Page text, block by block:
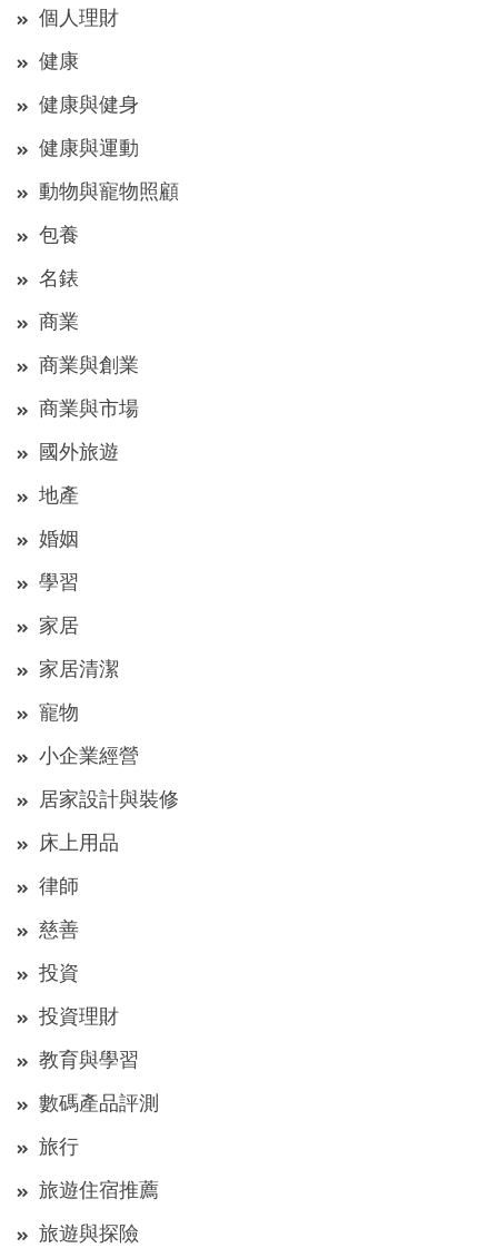
個人理財
健康
健康與健身
健康與運動
動物與寵物照顧
包養
名錶
商業
商業與創業
商業與市場
國外旅遊
地產
婚姻
學習
家居
家居清潔
寵物
小企業經營
居家設計與裝修
床上用品
律師
慈善
投資
投資理財
教育與學習
數碼產品評測
旅行
旅遊住宿推薦
旅遊與探險